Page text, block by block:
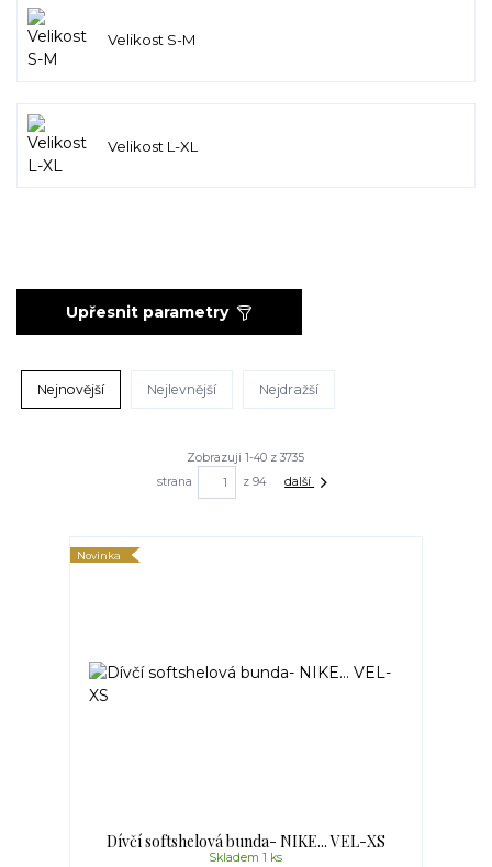
Velikost S-M
Velikost L-XL
Upřesnit parametry
Nejnovější Nejlevnější Nejdražší
Zobrazuji 1-40 z 3735
strana
z 94 další
Novinka
Dívčí softshelová bunda- NIKE... VEL-XS
Skladem 1 ks